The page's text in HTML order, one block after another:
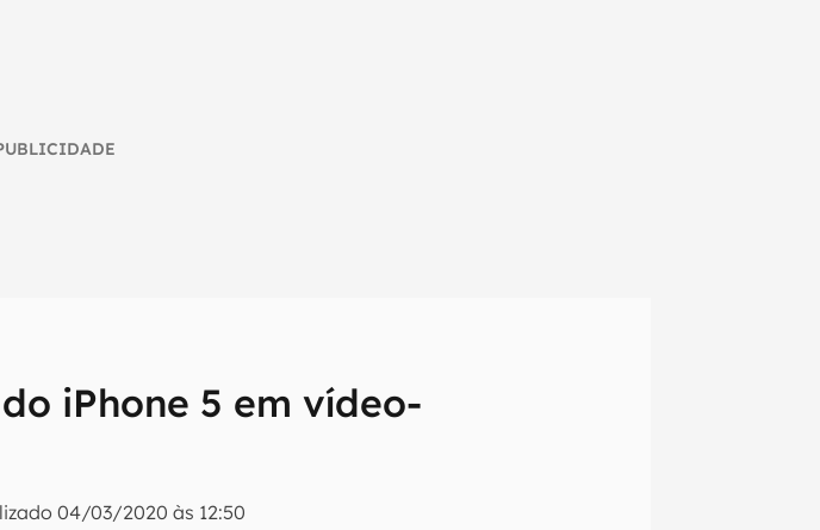
iPhone 5 em vídeo-
04/03/2020 às 12:50
e reviews sobre tecnologia em primeira